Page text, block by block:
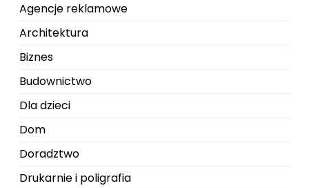
Agencje reklamowe
Architektura
Biznes
Budownictwo
Dla dzieci
Dom
Doradztwo
Drukarnie i poligrafia